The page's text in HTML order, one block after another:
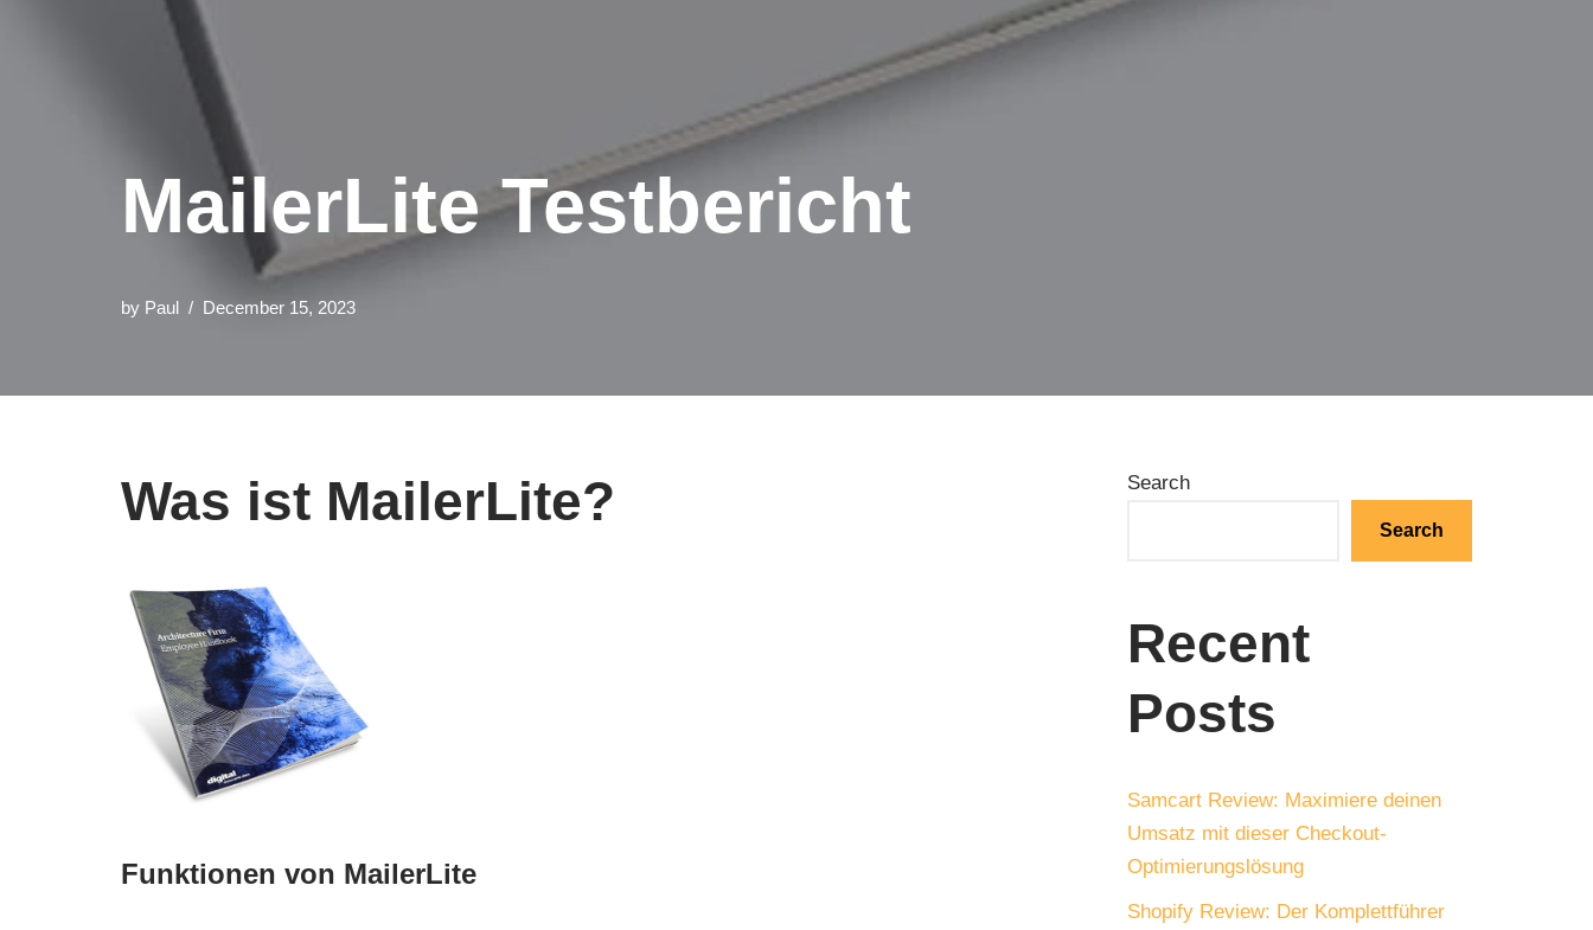
MailerLite Testbericht
by Paul December 15, 2023
Was ist MailerLite?
Funktionen von MailerLite
Search
Search
Recent
Posts
Samcart Review: Maximiere deinen
Umsatz mit dieser Checkout-
Optimierungslösung
Shopify Review: Der Komplettführer